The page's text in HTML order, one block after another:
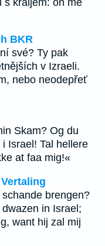
BKR
své? Ty pak
v Izraeli.
nebo neodepřeť
Skam? Og du
Israel! Tal hellere
at faa mig!«
brengen?
in Israel;
want hij zal mij